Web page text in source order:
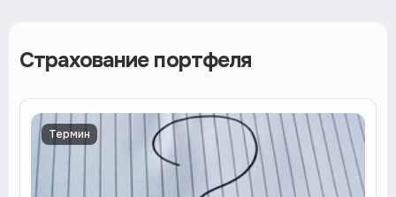
Страхование портфеля
Термин